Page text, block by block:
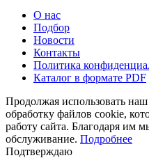
О нас
Подбор
Новости
Контакты
Политика
Каталог в формате PDF
Продолжая использовать наш
обработку файлов cookie,
работу сайта. Благодаря им
обслуживание. Подробнее
Подтверждаю